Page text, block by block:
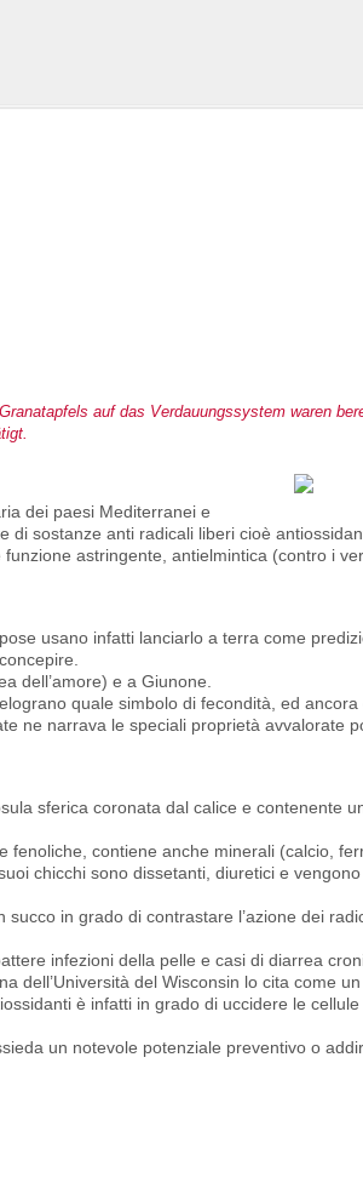
auf das Verdauungssystem waren
dei paesi Mediterranei e
sostanze anti radicali liberi cioè
astringente, antielmintica (contro i
usano infatti lanciarlo a terra come
dell’amore) e a Giunone.
quale simbolo di fecondità, ed
ne narrava le speciali proprietà avvalorate
sferica coronata dal calice e contenente
fenoliche, contiene anche minerali (calcio,
chicchi sono dissetanti, diuretici e
in grado di contrastare l’azione dei
infezioni della pelle e casi di diarrea
dell’Università del Wisconsin lo cita come
è infatti in grado di uccidere le
un notevole potenziale preventivo o